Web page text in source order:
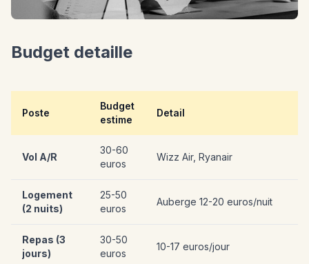
Budget detaille
Poste
Budget
estime
Detail
Vol A/R
30-60
euros
Wizz Air, Ryanair
Logement
(2 nuits)
25-50
euros
Auberge 12-20 euros/nuit
Repas (3
jours)
30-50
euros
10-17 euros/jour